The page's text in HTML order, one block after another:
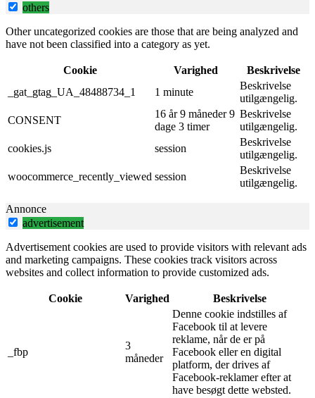
others
Other uncategorized cookies are those that are being analyzed and
have not been classified into a category as yet.
Cookie Varighed
Beskrivelse
_gat_gtag_UA_48488734_1
1 minute
Beskrivelse
utilgængelig.
CONSENT
16 år 9 måneder 9
dage 3 timer
Beskrivelse
utilgængelig.
cookies.js
session
Beskrivelse
utilgængelig.
woocommerce_recently_viewed session
Beskrivelse
utilgængelig.
Annonce
advertisement
Advertisement cookies are used to provide visitors with relevant ads
and marketing campaigns. These cookies track visitors across
websites and collect information to provide customized ads.
Cookie Varighed Beskrivelse
_fbp
3
måneder
Denne cookie indstilles af
Facebook til at levere
reklame, når de er på
Facebook eller en digital
platform, der drives af
Facebook-reklamer efter at
have besøgt dette websted.